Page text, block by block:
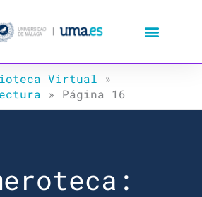
Virtual »
» Página 16